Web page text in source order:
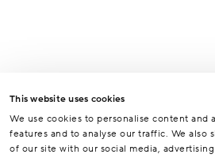
This website uses cookies
We use cookies to personalise content and
features and to analyse our traffic. We also
of our site with our social media,